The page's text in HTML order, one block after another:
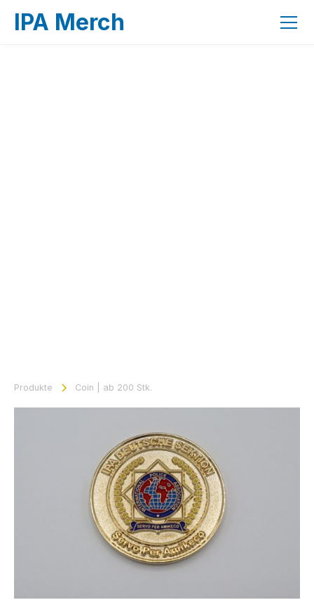
IPA Merch
Produkte Coin | ab 200 Stk.
Alle Preise inkl. 19% MwSt. zzgl. Versandkosten
Jetzt anfragen
Zum Anfragekorb hinzufügen